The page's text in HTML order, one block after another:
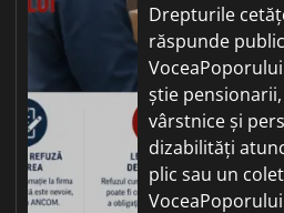
Drepturile
răspunde
știe
vârstnice și
dizabilități
plic sau un